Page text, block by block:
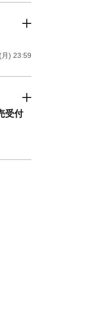
) 23:59
受付